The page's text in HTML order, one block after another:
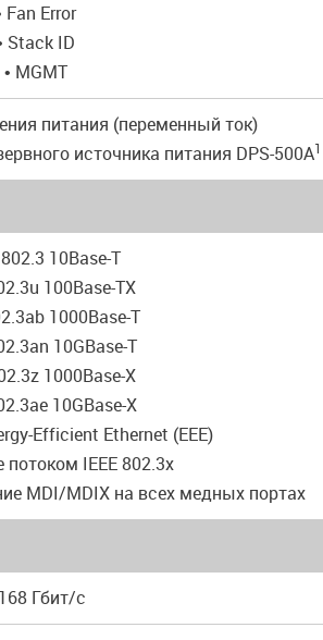
Fan Error
Stack ID
• MGMT
питания (переменный ток)
источника питания DPS-500A1
802.3 10Base-T
100Base-TX
1000Base-T
10GBase-T
1000Base-X
10GBase-X
Efficient Ethernet (EEE)
потоком IEEE 802.3x
MDI/MDIX на всех медных портах
Гбит/с